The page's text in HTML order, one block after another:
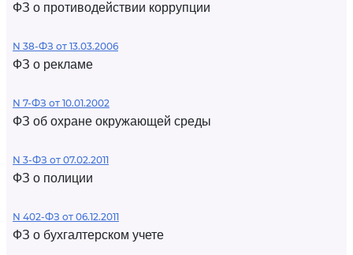
ФЗ о противодействии коррупции
N 38-ФЗ от 13.03.2006
ФЗ о рекламе
N 7-ФЗ от 10.01.2002
ФЗ об охране окружающей среды
N 3-ФЗ от 07.02.2011
ФЗ о полиции
N 402-ФЗ от 06.12.2011
ФЗ о бухгалтерском учете